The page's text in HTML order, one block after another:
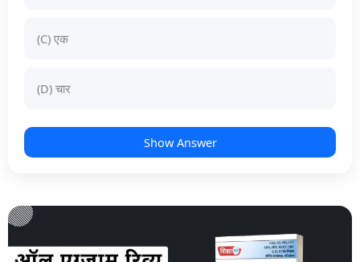
(C) एक
(D) चार
Show Answer